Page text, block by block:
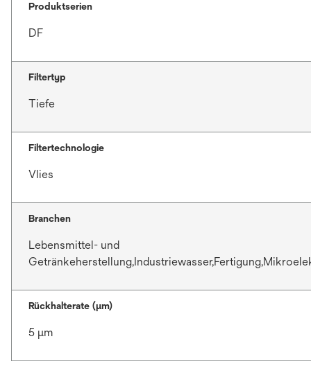
Produktserien
DF
Filtertyp
Tiefe
Filtertechnologie
Vlies
Branchen
Lebensmittel- und
Rückhalterate (µm)
5 μm